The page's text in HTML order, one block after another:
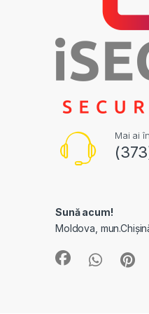
Mai ai
Sună acum!
Moldova,